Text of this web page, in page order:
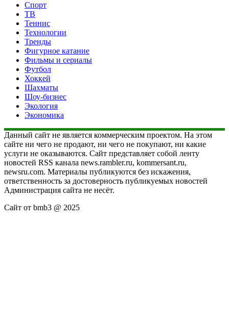
Спорт
ТВ
Теннис
Технологии
Тренды
Фигурное катание
Фильмы и сериалы
Футбол
Хоккей
Шахматы
Шоу-бизнес
Экология
Экономика
Данный сайт не является коммерческим проектом. На этом
сайте ни чего не продают, ни чего не покупают, ни какие
услуги не оказываются. Сайт представляет собой ленту
новостей RSS канала news.rambler.ru, kommersant.ru,
newsru.com. Материалы публикуются без искажения,
ответственность за достоверность публикуемых новостей
Администрация сайта не несёт.
Сайт от bmb3 @ 2025